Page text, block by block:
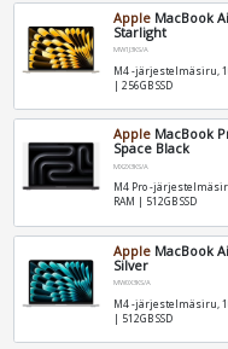
Apple MacBook
Starlight
MW1J3KS/A
M4 -järjestelmäsiru,
| 256GB SSD
Apple MacBook
Space Black
MX2X3KS/A
M4 Pro -
RAM | 512GB SSD
Apple MacBook
Silver
MW0X3KS/A
M4 -järjestelmäsiru,
| 512GB SSD